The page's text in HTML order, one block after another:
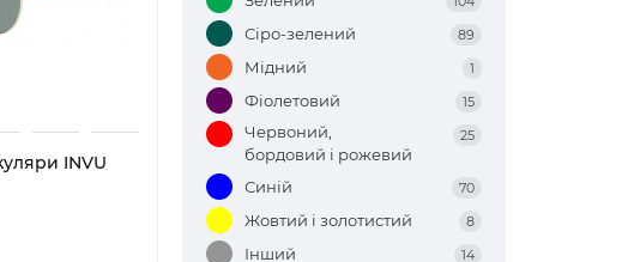
INVU
Сіро-зелений 89
Мідний 1
Фіолетовий 15
Червоний,
бордовий і рожевий
25
Синій 70
Жовтий і золотистий 8
Інший 14